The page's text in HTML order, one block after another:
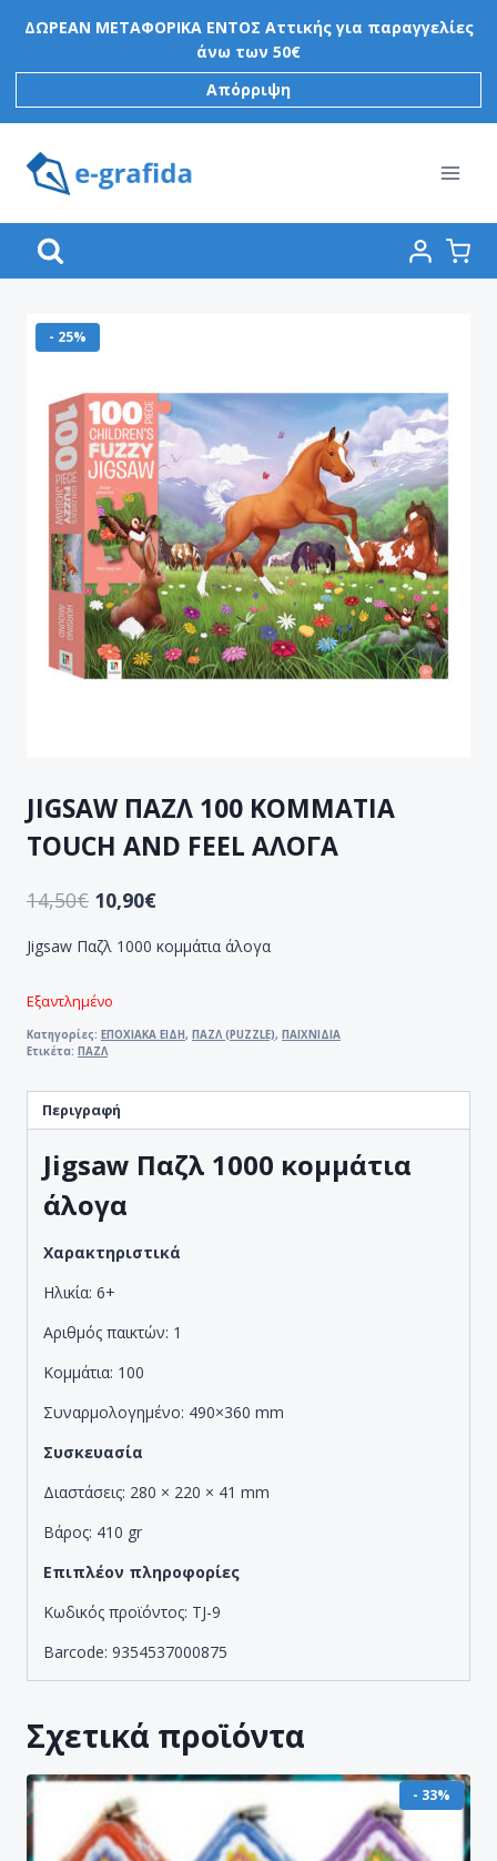
ΔΩΡΕΑΝ ΜΕΤΑΦΟΡΙΚΑ ΕΝΤΟΣ Αττικής για παραγγελίες
άνω των 50€
Απόρριψη
- 25%
JIGSAW ΠΑΖΛ 100 ΚΟΜΜΑΤΙΑ
TOUCH AND FEEL ΑΛΟΓΑ
14,50€ 10,90€
Jigsaw Παζλ 1000 κομμάτια άλογα
Εξαντλημένο
Κατηγορίες: ΕΠΟΧΙΑΚΑ ΕΙΔΗ, ΠΑΖΛ (PUZZLE), ΠΑΙΧΝΙΔΙΑ
Ετικέτα: ΠΑΖΛ
Περιγραφή
Jigsaw Παζλ 1000 κομμάτια
άλογα
Χαρακτηριστικά
Ηλικία: 6+
Αριθμός παικτών: 1
Κομμάτια: 100
Συναρμολογημένο: 490×360 mm
Συσκευασία
Διαστάσεις: 280 × 220 × 41 mm
Βάρος: 410 gr
Επιπλέον πληροφορίες
Κωδικός προϊόντος: TJ-9
Barcode: 9354537000875
Σχετικά προϊόντα
- 33%